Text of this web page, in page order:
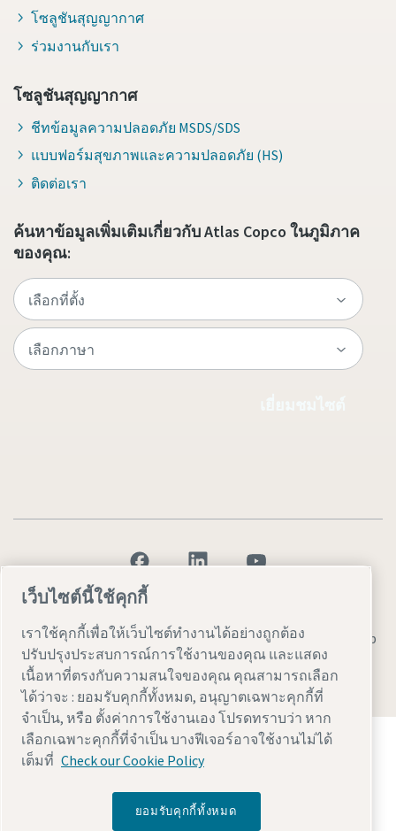
โซลูชันสุญญากาศ
ร่วมงานกับเรา
โซลูชันสุญญากาศ
ชีทข้อมูลความปลอดภัย MSDS/SDS
แบบฟอร์มสุขภาพและความปลอดภัย (HS)
ติดต่อเรา
ค้นหาข้อมูลเพิ่มเติมเกี่ยวกับ Atlas Copco ในภูมิภาค
ของคุณ:
ประกาศเกี่ยวกับกฎหมายและความเป็นส่วนตัว
ตั้งค่าการใช้งานเอง ความสามารถในการเข้าใช้งาน Sitemap
© 2026 แอตลาส คอปโก้ AB
ค้นพบวิธีที่ Atlas Copco Group ใช้งานเทคโนโลยีเพื่อ
เปลี่ยนอนาคต
ส่วนหนึ่งของ Atlas Copco Group
เว็บไซต์นี้ใช้คุกกี้
เราใช้คุกกี้เพื่อให้เว็บไซต์ทำงานได้อย่างถูกต้อง
ปรับปรุงประสบการณ์การใช้งานของคุณ และแสดง
เนื้อหาที่ตรงกับความสนใจของคุณ คุณสามารถเลือก
ได้ว่าจะ : ยอมรับคุกกี้ทั้งหมด, อนุญาตเฉพาะคุกกี้ที่
จำเป็น, หรือ ตั้งค่าการใช้งานเอง โปรดทราบว่า หาก
เลือกเฉพาะคุกกี้ที่จำเป็น บางฟีเจอร์อาจใช้งานไม่ได้
เต็มที่ Check our Cookie Policy
ยอมรับคุกกี้ทั้งหมด